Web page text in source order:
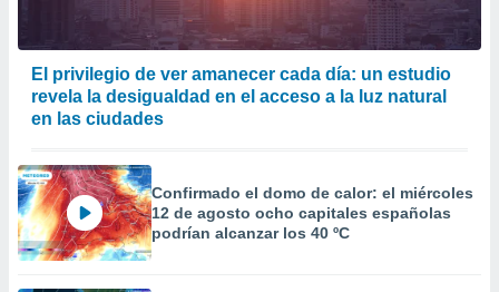
El privilegio de ver amanecer cada día: un estudio
revela la desigualdad en el acceso a la luz natural
en las ciudades
Confirmado el domo de calor: el miércoles
12 de agosto ocho capitales españolas
podrían alcanzar los 40 ºC